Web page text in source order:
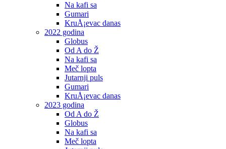
Na kafi sa
Gumari
KruÅ¡evac danas
2022 godina
Globus
Od A do Ž
Na kafi sa
Meč lopta
Jutarnji puls
Gumari
KruÅ¡evac danas
2023 godina
Od A do Ž
Globus
Na kafi sa
Meč lopta